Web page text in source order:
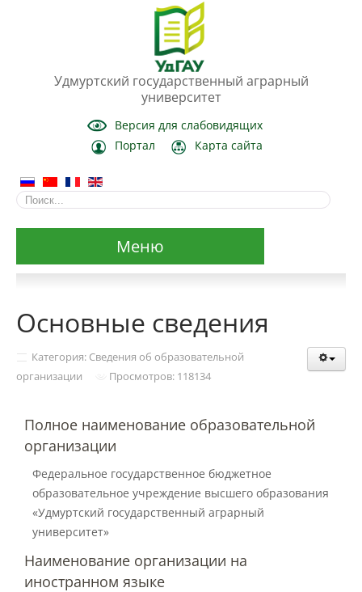
Удмуртский государственный аграрный
университет
Версия для слабовидящих
Портал
Карта сайта
Меню
Основные сведения
Структура и органы управления
образовательной организацией
Документы
Образовательные стандарты и
требования
Образование
Основные сведения
Категория: Сведения об образовательной
организации
Просмотров: 118134
Полное наименование образовательной
организации
Федеральное государственное бюджетное
образовательное учреждение высшего образования
«Удмуртский государственный аграрный
университет»
Наименование организации на
иностранном языке